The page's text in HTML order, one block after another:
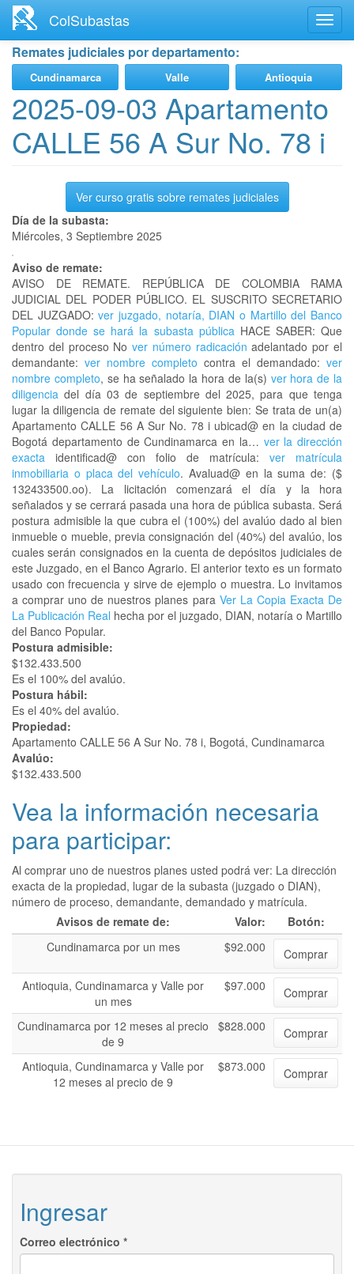
contenido
principal
ColSubastas
Remates judiciales por departamento:
Cundinamarca Valle Antioquia
2025-09-03 Apartamento
CALLE 56 A Sur No. 78 i
Ver curso gratis sobre remates judiciales
Día de la subasta:
Miércoles, 3 Septiembre 2025
Aviso de remate:
AVISO DE REMATE. REPÚBLICA DE COLOMBIA RAMA
JUDICIAL DEL PODER PÚBLICO. EL SUSCRITO SECRETARIO
DEL JUZGADO: ver juzgado, notaría, DIAN o Martillo del Banco
Popular donde se hará la subasta públicaHACE SABER: Que
dentro del proceso Nover número radicación adelantado por el
demandante: ver nombre completo contra el demandado: ver
nombre completo, se ha señalado la hora de la(s) ver hora de la
diligencia del día 03 de septiembre del 2025, para que tenga
lugar la diligencia de remate del siguiente bien: Se trata de un(a)
Apartamento CALLE 56 A Sur No. 78 i ubicad@ en la ciudad de
Bogotá departamento de Cundinamarca en la… ver la dirección
exacta identificad@ con folio de matrícula: ver matrícula
inmobiliaria o placa del vehículo. Avaluad@ en la suma de: ($
132433500.oo). La licitación comenzará el día y la hora
señalados y se cerrará pasada una hora de pública subasta. Será
postura admisible la que cubra el (100%) del avalúo dado al bien
inmueble o mueble, previa consignación del (40%) del avalúo, los
cuales serán consignados en la cuenta de depósitos judiciales de
este Juzgado, en el Banco Agrario. El anterior texto es un formato
usado con frecuencia y sirve de ejemplo o muestra. Lo invitamos
a comprar uno de nuestros planes para Ver La Copia Exacta De
La Publicación Real hecha por el juzgado, DIAN, notaría o Martillo
del Banco Popular.
Postura admisible:
$132.433.500
Es el 100% del avalúo.
Postura hábil:
Es el 40% del avalúo.
Propiedad:
Apartamento CALLE 56 A Sur No. 78 i, Bogotá, Cundinamarca
Avalúo:
$132.433.500
Vea la información necesaria
para participar:
Al comprar uno de nuestros planes usted podrá ver: La dirección
exacta de la propiedad, lugar de la subasta (juzgado o DIAN),
número de proceso, demandante, demandado y matrícula.
Avisos de remate de:
Valor:
Botón:
Cundinamarca por un mes
$92.000
Comprar
Antioquia, Cundinamarca y Valle por
un mes
$97.000 Comprar
Cundinamarca por 12 meses al precio
de 9
$828.000 Comprar
Antioquia, Cundinamarca y Valle por
12 meses al precio de 9
$873.000 Comprar
Ingresar
Correo electrónico *